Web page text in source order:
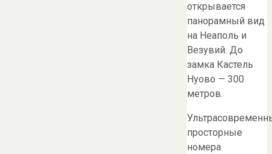
открывается
панорамный вид
на Неаполь и
Везувий. До
замка Кастель
Нуово — 300
метров.
просторные
номера